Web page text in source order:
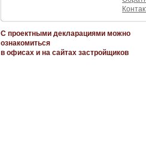
С проектными декларациями можно
ознакомиться
в офисах и на сайтах застройщиков